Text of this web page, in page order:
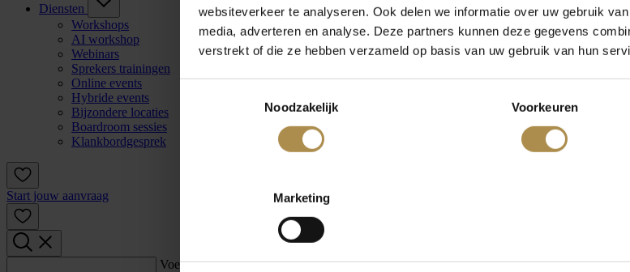
websiteverkeer te analyseren. Ook delen we informatie over uw gebruik
media, adverteren en analyse. Deze partners kunnen deze gegevens
verstrekt of die ze hebben verzameld op basis van uw gebruik van hun
Noodzakelijk
Voorkeuren
Marketing
Diensten
Workshops
AI workshop
Webinars
Sprekers trainingen
Online events
Hybride events
Bijzondere locaties
Boardroom sessies
Klankbordgesprek
Start jouw aanvraag
Voer een zoekterm in: